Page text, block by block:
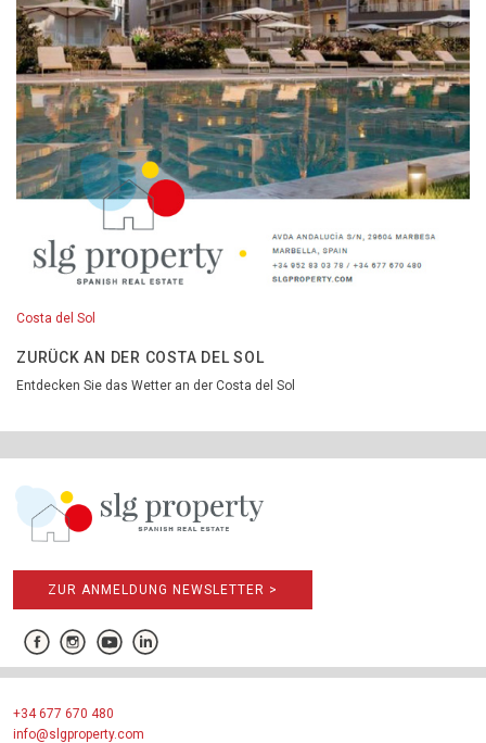
Costa del Sol
ZURÜCK AN DER COSTA DEL SOL
Entdecken Sie das Wetter an der Costa del Sol
ZUR ANMELDUNG NEWSLETTER >
+34 677 670 480
info@slgproperty.com